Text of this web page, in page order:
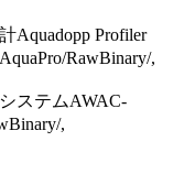
Aquadopp Profiler
RawBinary/,
ステムAWAC-
,